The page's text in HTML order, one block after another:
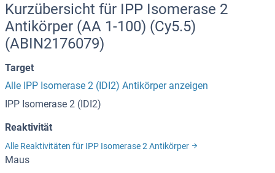
Kurzübersicht für IPP Isomerase 2
Antikörper (AA 1-100) (Cy5.5)
(ABIN2176079)
Target
Alle IPP Isomerase 2 (IDI2) Antikörper anzeigen
IPP Isomerase 2 (IDI2)
Reaktivität
Alle Reaktivitäten für IPP Isomerase 2 Antikörper
Maus